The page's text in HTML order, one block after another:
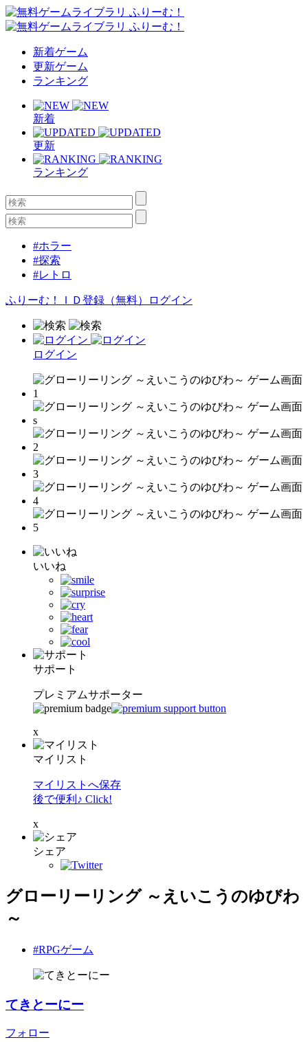
新着ゲーム
更新ゲーム
ランキング
新着
更新
ランキング
#ホラー
#探索
#レトロ
ふりーむ！ＩＤ登録（無料） ログイン
ログイン
いいね
サポート
プレミアムサポーター
x
マイリスト
マイリストへ保存
後で便利♪ Click!
x
シェア
グローリーリング ～えいこうのゆびわ
～
#RPGゲーム
てきとーにー
フォロー